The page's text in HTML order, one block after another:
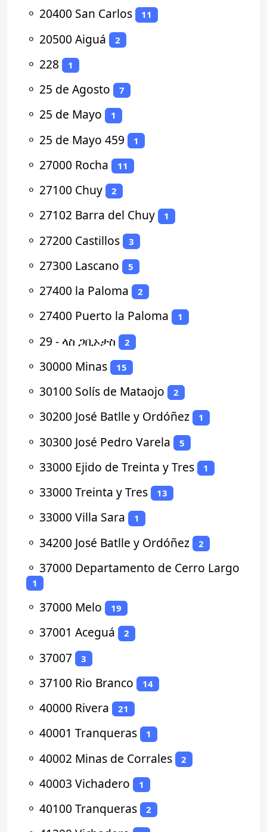
⚬ 20400 San Carlos 11
⚬ 20500 Aiguá 2
⚬ 228 1
⚬ 25 de Agosto 7
⚬ 25 de Mayo 1
⚬ 25 de Mayo 459 1
⚬ 27000 Rocha 11
⚬ 27100 Chuy 2
⚬ 27102 Barra del Chuy 1
⚬ 27200 Castillos 3
⚬ 27300 Lascano 5
⚬ 27400 la Paloma 2
⚬ 27400 Puerto la Paloma 1
⚬ 29 - ላስ ጋቢኦታስ 2
⚬ 30000 Minas 15
⚬ 30100 Solís de Mataojo 2
⚬ 30200 José Batlle y Ordóñez 1
⚬ 30300 José Pedro Varela 5
⚬ 33000 Ejido de Treinta y Tres 1
⚬ 33000 Treinta y Tres 13
⚬ 33000 Villa Sara 1
⚬ 34200 José Batlle y Ordóñez 2
⚬ 37000 Departamento de Cerro Largo
1
⚬ 37000 Melo 19
⚬ 37001 Aceguá 2
⚬ 37007 3
⚬ 37100 Rio Branco 14
⚬ 40000 Rivera 21
⚬ 40001 Tranqueras 1
⚬ 40002 Minas de Corrales 2
⚬ 40003 Vichadero 1
⚬ 40100 Tranqueras 2